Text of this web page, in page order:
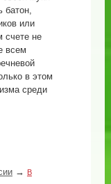
батон,
или
счете не
всем
в этом
среди
→ В